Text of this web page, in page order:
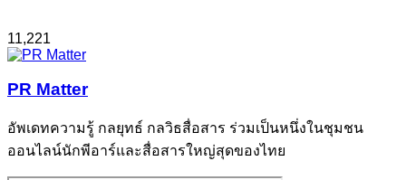
11,221
PR Matter
อัพเดทความรู้ กลยุทธ์ กลวิธสื่อสาร ร่วมเป็นหนึ่งในชุมชน
ออนไลน์นักพีอาร์และสื่อสารใหญ่สุดของไทย